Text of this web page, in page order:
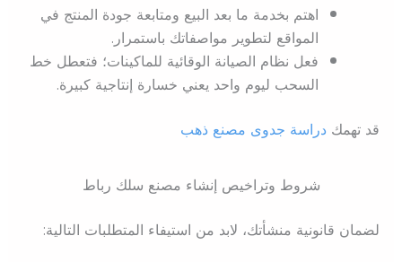
اهتم بخدمة ما بعد البيع ومتابعة جودة المنتج في
المواقع لتطوير مواصفاتك باستمرار.
فعل نظام الصيانة الوقائية للماكينات؛ فتعطل خط
السحب ليوم واحد يعني خسارة إنتاجية كبيرة.
قد تهمك دراسة جدوى مصنع ذهب
شروط وتراخيص إنشاء مصنع سلك رباط
لضمان قانونية منشأتك، لابد من استيفاء المتطلبات التالية: